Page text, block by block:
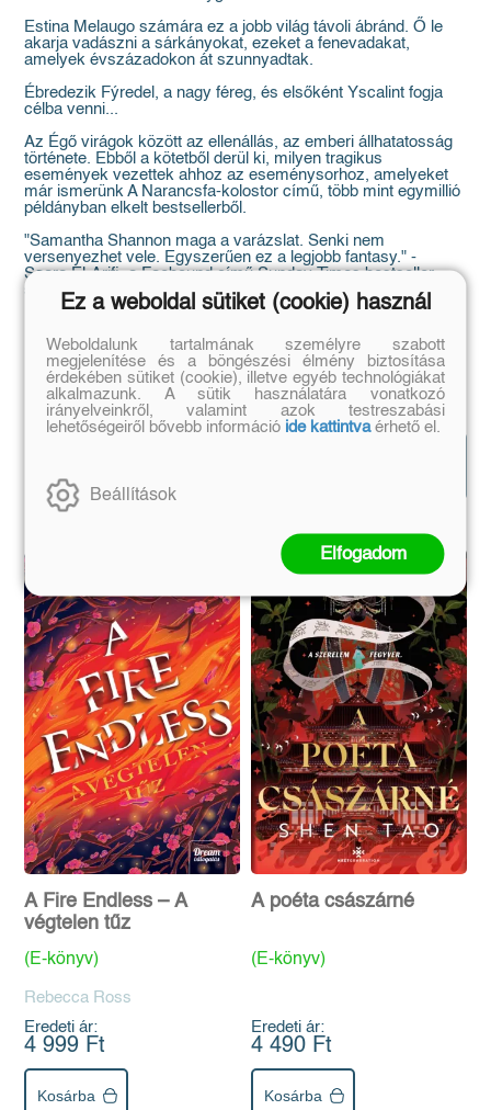
Estina Melaugo számára ez a jobb világ távoli ábránd. Ő le
akarja vadászni a sárkányokat, ezeket a fenevadakat,
amelyek évszázadokon át szunnyadtak.
Ébredezik Fýredel, a nagy féreg, és elsőként Yscalint fogja
célba venni...
Az Égő virágok között az ellenállás, az emberi állhatatosság
története. Ebből a kötetből derül ki, milyen tragikus
események vezettek ahhoz az eseménysorhoz, amelyeket
már ismerünk A Narancsfa-kolostor című, több mint egymillió
példányban elkelt bestsellerből.
"Samantha Shannon maga a varázslat. Senki nem
versenyezhet vele. Egyszerűen ez a legjobb fantasy." -
Saara El-Arifi, a Faebound című Sunday Times bestseller
szerzője
könyvek
A Fire Endless – A
végtelen tűz
(E-könyv)
Rebecca Ross
Eredeti ár:
4 999 Ft
Kosárba
A poéta császárné
(E-könyv)
Eredeti ár:
4 490 Ft
Kosárba
Ez a weboldal sütiket (cookie) használ
Weboldalunk tartalmának személyre szabott
megjelenítése és a böngészési élmény biztosítása
érdekében sütiket (cookie), illetve egyéb technológiákat
alkalmazunk. A sütik használatára vonatkozó
irányelveinkről, valamint azok testreszabási
lehetőségeiről bővebb információ ide kattintvaérhető el.
Beállítások
Elfogadom